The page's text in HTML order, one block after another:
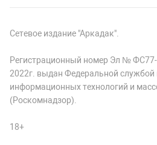
Сетевое издание "Аркадак".
Регистрационный номер Эл № ФС77-
2022г. выдан Федеральной службой
информационных технологий и
(Роскомнадзор).
18+